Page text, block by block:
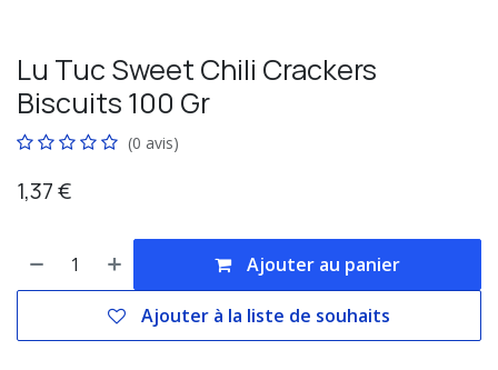
Lu Tuc Sweet Chili Crackers
Biscuits 100 Gr
(0 avis)
1,37€
Ajouter au panier
Ajouter à la liste de souhaits